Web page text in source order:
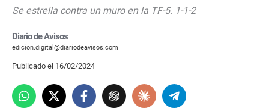
Se estrella contra un muro en la TF-5. 1-1-2
Diario de Avisos
edicion.digital@diariodeavisos.com
Publicado el 16/02/2024